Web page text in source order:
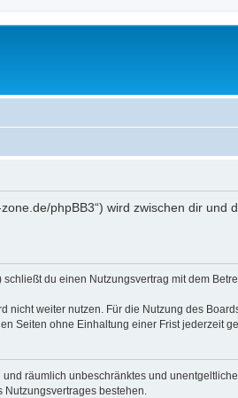
phpBB3“) wird zwischen dir
du einen Nutzungsvertrag mit dem
nicht weiter nutzen. Für die Nutzung des
Seiten ohne Einhaltung einer Frist jederzeit
räumlich unbeschränktes und
Nutzungsvertrages bestehen.